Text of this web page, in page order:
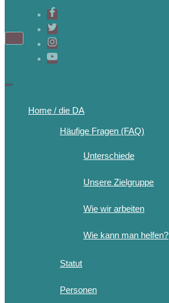
Navigations-
Navigations-
Home / die DA
Häufige Fragen (FAQ)
Unterschiede
Unsere Zielgruppe
Wie wir arbeiten
Wie kann man helfen?
Statut
Personen